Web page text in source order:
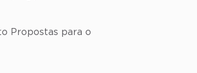
Propostas para o